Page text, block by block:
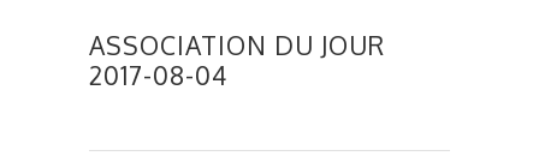
ASSOCIATION DU JOUR
2017-08-04